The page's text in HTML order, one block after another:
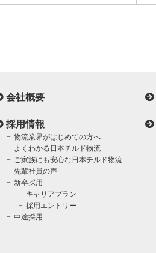
会社概要
採用情報
物流業界がはじめての方へ
よくわかる日本チルド物流
ご家族にも安心な日本チルド物流
先輩社員の声
新卒採用
キャリアプラン
採用エントリー
中途採用